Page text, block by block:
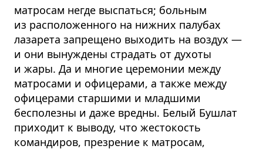
матросам негде выспаться; больным
из расположенного на нижних палубах
лазарета запрещено выходить на воздух —
и они вынуждены страдать от духоты
и жары. Да и многие церемонии между
матросами и офицерами, а также между
офицерами старшими и младшими
бесполезны и даже вредны. Белый Бушлат
приходит к выводу, что жестокость
командиров, презрение к матросам,